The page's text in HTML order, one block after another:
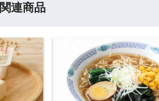
関連商品